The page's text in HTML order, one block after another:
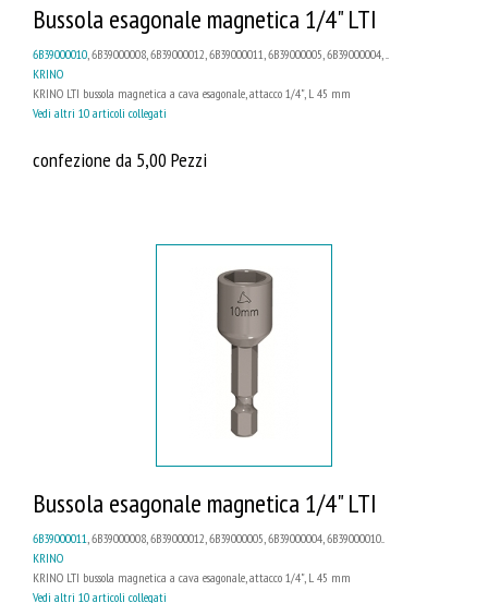
Bussola esagonale magnetica 1/4" LTI
6B39000010 , 6B39000008, 6B39000012, 6B39000011, 6B39000005, 6B39000004, ...
KRINO
KRINO LTI bussola magnetica a cava esagonale, attacco 1/4", L 45 mm
Vedi altri 10 articoli collegati
confezione da 5,00 Pezzi
Bussola esagonale magnetica 1/4" LTI
6B39000011, 6B39000008, 6B39000012, 6B39000005, 6B39000004, 6B39000010...
KRINO
KRINO LTI bussola magnetica a cava esagonale, attacco 1/4", L 45 mm
Vedi altri 10 articoli collegati